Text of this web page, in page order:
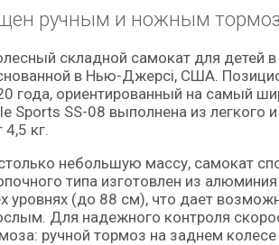
ручным и ножным
в Нью-Джерсі, США.
года, ориентированный на самый
Sports SS-08 выполнена из легкого
кг.
небольшую массу, самокат
типа изготовлен из
уровнях (до 88 см), что дает
Для надежного контроля
ручной тормоз на заднем